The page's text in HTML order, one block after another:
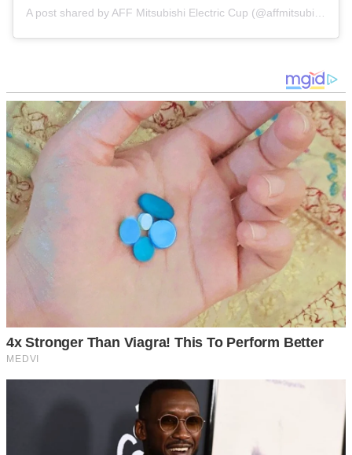
A post shared by AFF Mitsubishi Electric Cup (@affmitsubishielectriccup)